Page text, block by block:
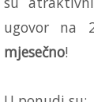
ugovor na
mjesečno!